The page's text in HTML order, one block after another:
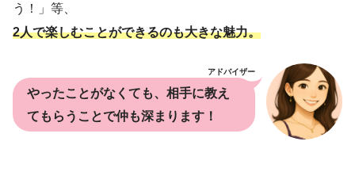
う！」等、
2人で楽しむことができるのも大きな魅力。
アドバイザー
やったことがなくても、相手に教え
てもらうことで仲も深まります！